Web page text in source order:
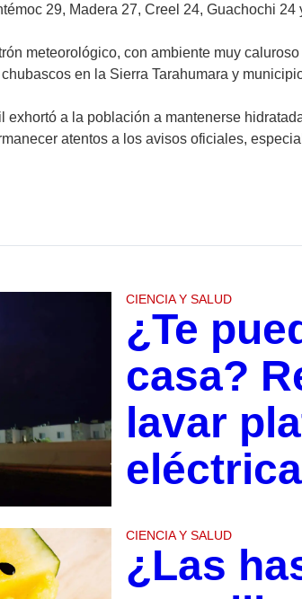
29, Madera 27, Creel 24, Guachochi
meteorológico, con ambiente muy
en la Sierra Tarahumara y
a la población a mantenerse
atentos a los avisos oficiales,
CIENCIA Y SALUD
¿Te
casa?
lavar
eléctrica
CIENCIA Y SALUD
¿Las